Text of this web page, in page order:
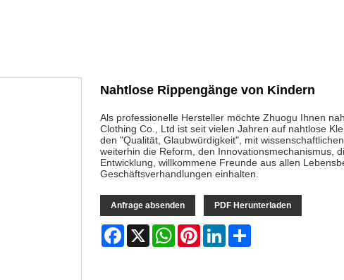
Nahtlose Rippengänge von Kindern
Als professionelle Hersteller möchte Zhuogu Ihnen
Clothing Co., Ltd ist seit vielen Jahren auf nahtlose
den "Qualität, Glaubwürdigkeit", mit
weiterhin die Reform, den Innovationsmechanismus,
Entwicklung, willkommene Freunde aus allen
Geschäftsverhandlungen einhalten.
Anfrage absenden PDF Herunterladen
Facebook
X WhatsAppPinterestLinkedIn